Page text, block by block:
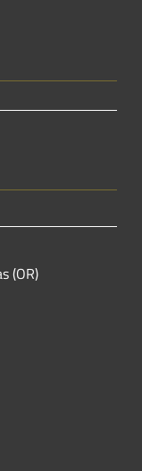
(OR)